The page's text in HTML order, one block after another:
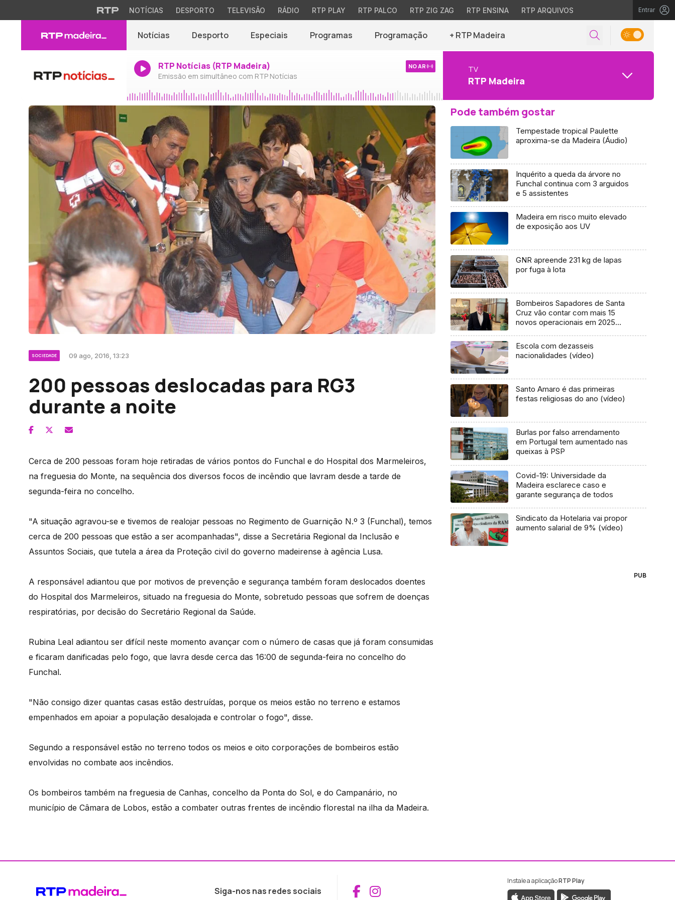
NOTÍCIAS DESPORTO TELEVISÃO RÁDIO RTP PLAY RTP PALCO RTP ZIG ZAG RTP ENSINA RTP ARQUIVOS Entrar
Notícias Desporto Especiais Programas Programação + RTP Madeira
RTP Notícias (RTP Madeira)
Emissão em simultâneo com RTP Notícias
NO AR TV
RTP Madeira
SOCIEDADE 09 ago, 2016, 13:23
200 pessoas deslocadas para RG3
durante a noite
Cerca de 200 pessoas foram hoje retiradas de vários pontos do Funchal e do Hospital dos Marmeleiros,
na freguesia do Monte, na sequência dos diversos focos de incêndio que lavram desde a tarde de
segunda-feira no concelho.
"A situação agravou-se e tivemos de realojar pessoas no Regimento de Guarnição N.º 3 (Funchal), temos
cerca de 200 pessoas que estão a ser acompanhadas", disse a Secretária Regional da Inclusão e
Assuntos Sociais, que tutela a área da Proteção civil do governo madeirense à agência Lusa.
A responsável adiantou que por motivos de prevenção e segurança também foram deslocados doentes
do Hospital dos Marmeleiros, situado na freguesia do Monte, sobretudo pessoas que sofrem de doenças
respiratórias, por decisão do Secretário Regional da Saúde.
Rubina Leal adiantou ser difícil neste momento avançar com o número de casas que já foram consumidas
e ficaram danificadas pelo fogo, que lavra desde cerca das 16:00 de segunda-feira no concelho do
Funchal.
"Não consigo dizer quantas casas estão destruídas, porque os meios estão no terreno e estamos
empenhados em apoiar a população desalojada e controlar o fogo", disse.
Segundo a responsável estão no terreno todos os meios e oito corporações de bombeiros estão
envolvidas no combate aos incêndios.
Os bombeiros também na freguesia de Canhas, concelho da Ponta do Sol, e do Campanário, no
município de Câmara de Lobos, estão a combater outras frentes de incêndio florestal na ilha da Madeira.
Pode também gostar
Tempestade tropical Paulette
aproxima-se da Madeira (Áudio)
Inquérito a queda da árvore no
Funchal continua com 3 arguidos
e 5 assistentes
Madeira em risco muito elevado
de exposição aos UV
GNR apreende 231 kg de lapas
por fuga à lota
Bombeiros Sapadores de Santa
Cruz vão contar com mais 15
novos operacionais em 2025
Escola com dezasseis
nacionalidades (vídeo)
Santo Amaro é das primeiras
festas religiosas do ano (vídeo)
Burlas por falso arrendamento
em Portugal tem aumentado nas
queixas à PSP
Covid-19: Universidade da
Madeira esclarece caso e
garante segurança de todos
Sindicato da Hotelaria vai propor
aumento salarial de 9% (vídeo)
PUB
Siga-nos nas redes sociais Aceder ao Facebook da RTP Madeira
Aceder ao Instagram da RTP Madeira
Instale a aplicaçãoRTP Play